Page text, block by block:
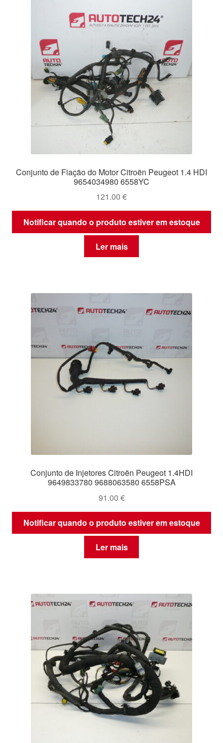
Conjunto de Fiação do Motor Citroën Peugeot 1.4 HDI
9654034980 6558YC
121.00 €
Notificar quando o produto estiver em estoque
Ler mais
Conjunto de Injetores Citroën Peugeot 1.4HDI
9649833780 9688063580 6558PSA
91.00 €
Notificar quando o produto estiver em estoque
Ler mais